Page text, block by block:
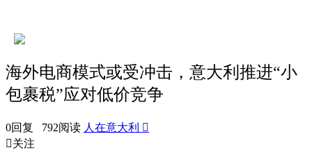
海外电商模式或受冲击，意大利推进“小
包裹税”应对低价竞争
0回复 792阅读 人在意大利 
关注